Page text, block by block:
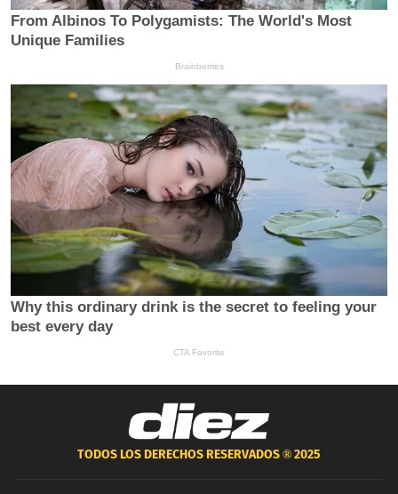
TODOS LOS DERECHOS RESERVADOS ®2025